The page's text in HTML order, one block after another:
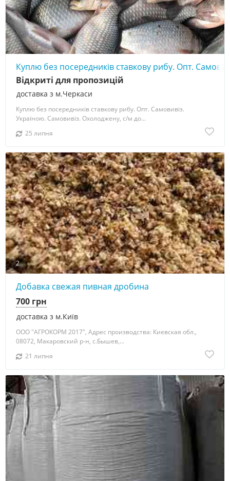
Куплю без посередників ставкову рибу. Опт.
доставка з м.Черкаси
Відкриті для пропозицій
Куплю без посередників ставкову рибу. Опт. Самовивіз.
Україною. Самовивіз. Охолоджену, с/м до...
25 липня
2
Добавка свежая пивная дробина
доставка з м.Київ
700 грн
ООО "АГРОКОРМ 2017", Адрес производства: Киевская обл.,
08072, Макаровский р-н, с.Бышев,...
21 липня